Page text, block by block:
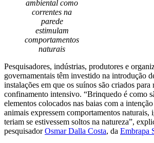
ambiental como
correntes na
parede
estimulam
comportamentos
naturais
Pesquisadores, indústrias, produtores e
governamentais têm investido na introdução
instalações em que os suínos são criados
confinamento intensivo. “Brinquedo é como
elementos colocados nas baias com a
animais expressem comportamentos naturais,
teriam se estivessem soltos na natureza”,
pesquisadorOsmar Dalla Costa, da Embrapa